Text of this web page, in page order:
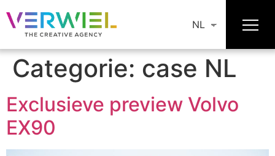
NL
Categorie: case NL
Exclusieve preview Volvo
EX90